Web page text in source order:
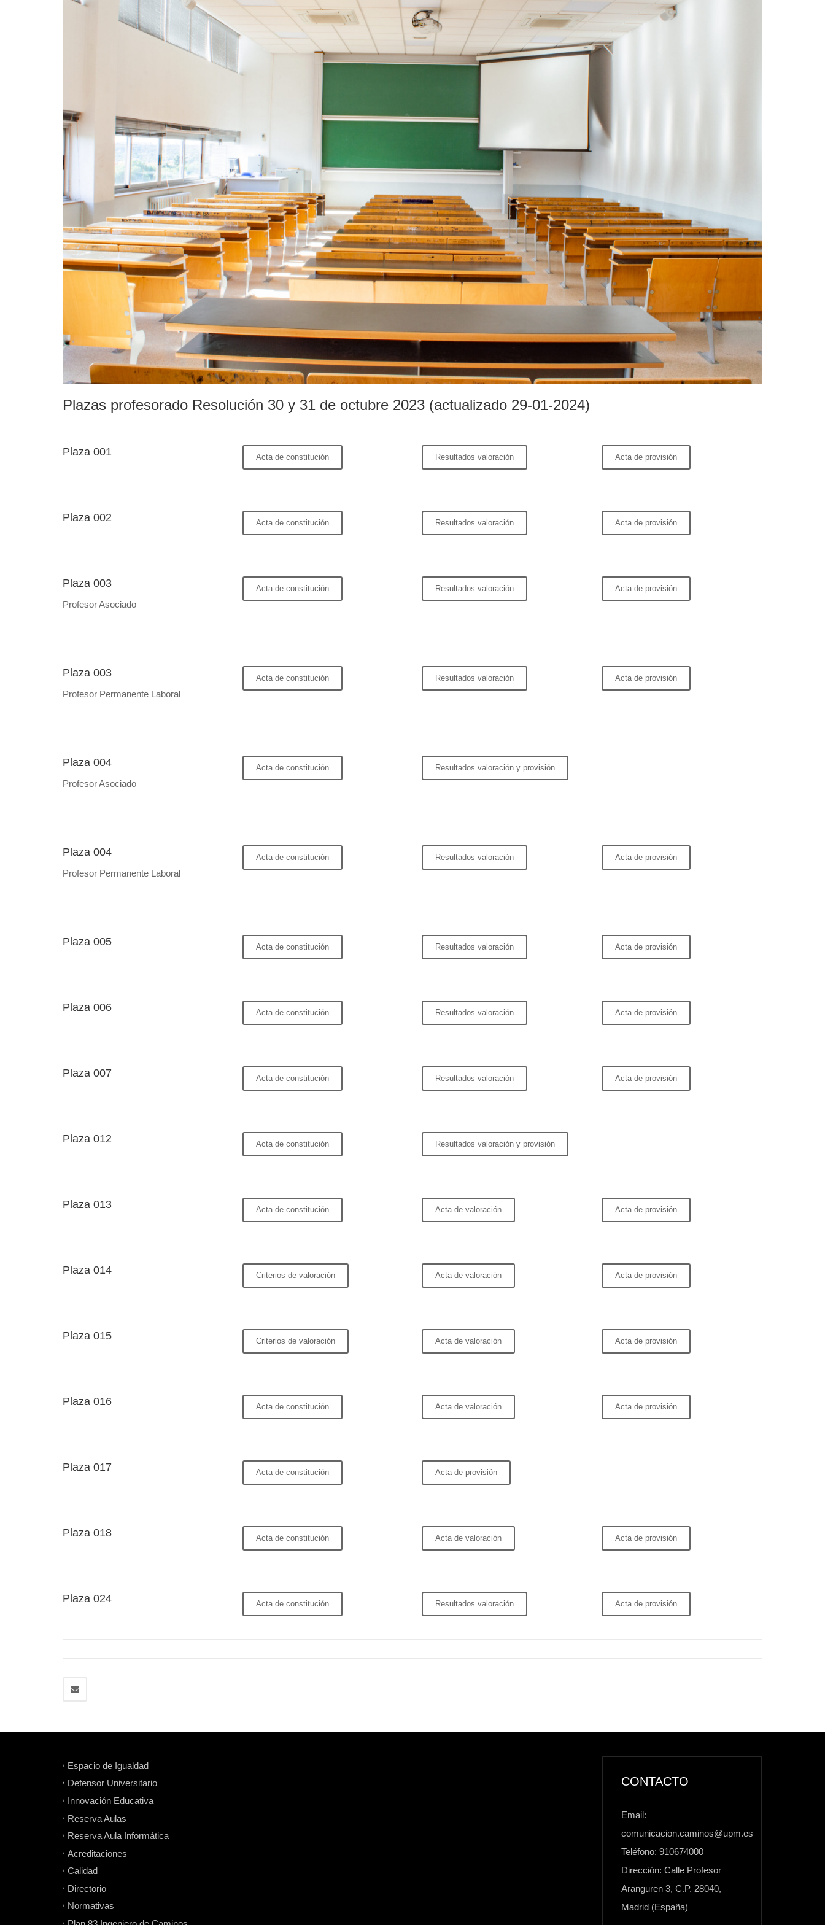
Plazas profesorado Resolución 30 y 31 de octubre 2023 (actualizado 29-01-2024)
Plaza 001 Acta de constitución Resultados valoración Acta de provisión
Plaza 002 Acta de constitución Resultados valoración Acta de provisión
Plaza 003
Profesor Asociado
Acta de constitución Resultados valoración Acta de provisión
Plaza 003
Profesor Permanente Laboral
Acta de constitución Resultados valoración Acta de provisión
Plaza 004
Profesor Asociado
Acta de constitución Resultados valoración y provisión
Plaza 004
Profesor Permanente Laboral
Acta de constitución Resultados valoración Acta de provisión
Plaza 005 Acta de constitución Resultados valoración Acta de provisión
Plaza 006 Acta de constitución Resultados valoración Acta de provisión
Plaza 007 Acta de constitución Resultados valoración Acta de provisión
Plaza 012 Acta de constitución Resultados valoración y provisión
Plaza 013 Acta de constitución Acta de valoración Acta de provisión
Plaza 014 Criterios de valoración Acta de valoración Acta de provisión
Plaza 015 Criterios de valoración Acta de valoración Acta de provisión
Plaza 016 Acta de constitución Acta de valoración Acta de provisión
Plaza 017 Acta de constitución Acta de provisión
Plaza 018 Acta de constitución Acta de valoración Acta de provisión
Plaza 024 Acta de constitución Resultados valoración Acta de provisión
Espacio de Igualdad
Defensor Universitario
Innovación Educativa
Reserva Aulas
Reserva Aula Informática
Acreditaciones
Calidad
Directorio
Normativas
CONTACTO
Email:
comunicacion.caminos@upm.es
Teléfono: 910674000
Dirección: Calle Profesor
Aranguren 3, C.P. 28040,
Madrid (España)